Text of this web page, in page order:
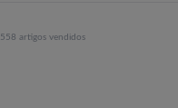
558 artigos vendidos